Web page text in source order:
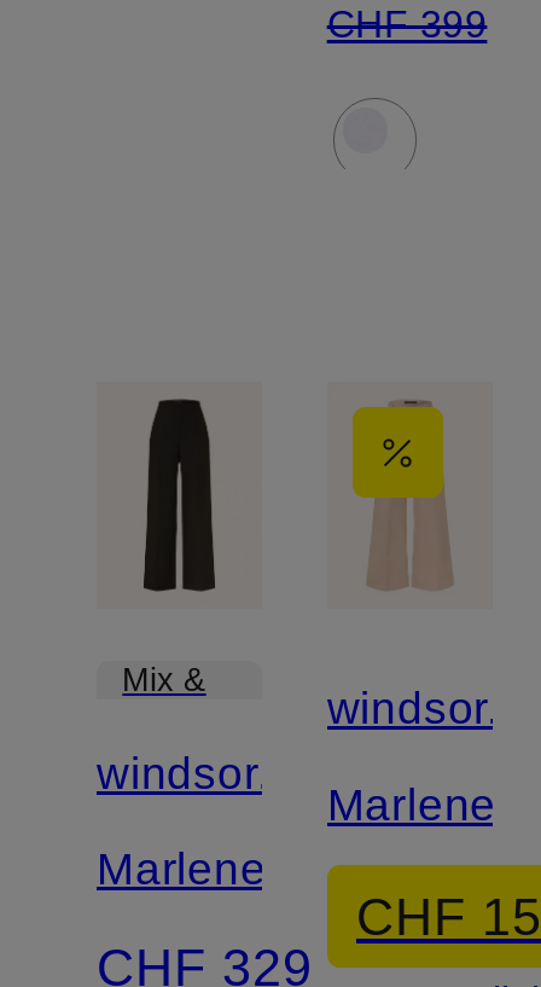
CHF 399
Mix &
windsor.
Marlenehose
CHF 329
windsor.
CHF